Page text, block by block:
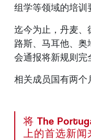
组学等领域的培训
迄今为止，丹麦、
路斯、马耳他、奥
会通报将新规则完
相关成员国有两个
将 The
上的首选新闻